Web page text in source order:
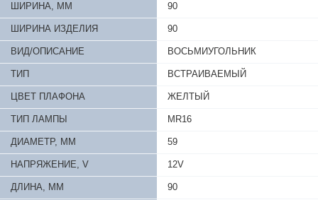
ШИРИНА, ММ 90
ШИРИНА ИЗДЕЛИЯ 90
ВИД/ОПИСАНИЕ ВОСЬМИУГОЛЬНИК
ТИП ВСТРАИВАЕМЫЙ
ЦВЕТ ПЛАФОНА ЖЕЛТЫЙ
ТИП ЛАМПЫ MR16
ДИАМЕТР, ММ 59
НАПРЯЖЕНИЕ, V 12V
ДЛИНА, ММ 90